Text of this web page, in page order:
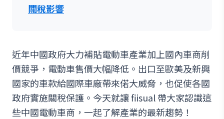
關稅影響
近年中國政府大力補貼電動車產業加上國內車商削
價競爭，電動車售價大幅降低。出口至歐美及新興
國家的車款給國際車廠帶來偌大威脅，也促使各國
政府實施關稅保護。今天就讓 fiisual 帶大家認識這
些中國電動車商，一起了解產業的最新趨勢！